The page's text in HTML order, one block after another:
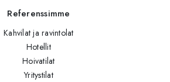
Referenssimme
Kahvilat ja ravintolat
Hotellit
Hoivatilat
Yritystilat